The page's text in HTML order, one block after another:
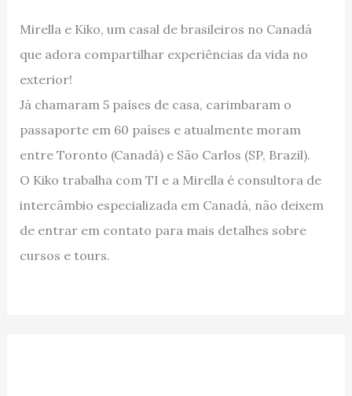
Mirella e Kiko, um casal de brasileiros no Canadá
que adora compartilhar experiências da vida no
exterior!
Já chamaram 5 países de casa, carimbaram o
passaporte em 60 países e atualmente moram
entre Toronto (Canadá) e São Carlos (SP, Brazil).
O Kiko trabalha com TI e a Mirella é consultora de
intercâmbio especializada em Canadá, não deixem
de entrar em contato para mais detalhes sobre
cursos e tours.